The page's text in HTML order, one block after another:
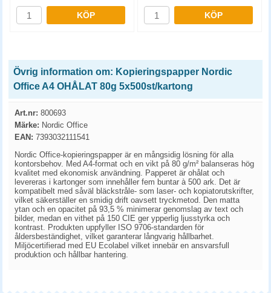
KÖP KÖP
Övrig information om: Kopieringspapper Nordic
Office A4 OHÅLAT 80g 5x500st/kartong
Art.nr: 800693
Märke: Nordic Office
EAN: 7393032111541
Nordic Office-kopieringspapper är en mångsidig lösning för alla
kontorsbehov. Med A4-format och en vikt på 80 g/m² balanseras hög
kvalitet med ekonomisk användning. Papperet är ohålat och
levereras i kartonger som innehåller fem buntar à 500 ark. Det är
kompatibelt med såväl bläckstråle- som laser- och kopiatorutskrifter,
vilket säkerställer en smidig drift oavsett tryckmetod. Den matta
ytan och en opacitet på 93,5 % minimerar genomslag av text och
bilder, medan en vithet på 150 CIE ger ypperlig ljusstyrka och
kontrast. Produkten uppfyller ISO 9706-standarden för
åldersbeständighet, vilket garanterar långvarig hållbarhet.
Miljöcertifierad med EU Ecolabel vilket innebär en ansvarsfull
produktion och hållbar hantering.